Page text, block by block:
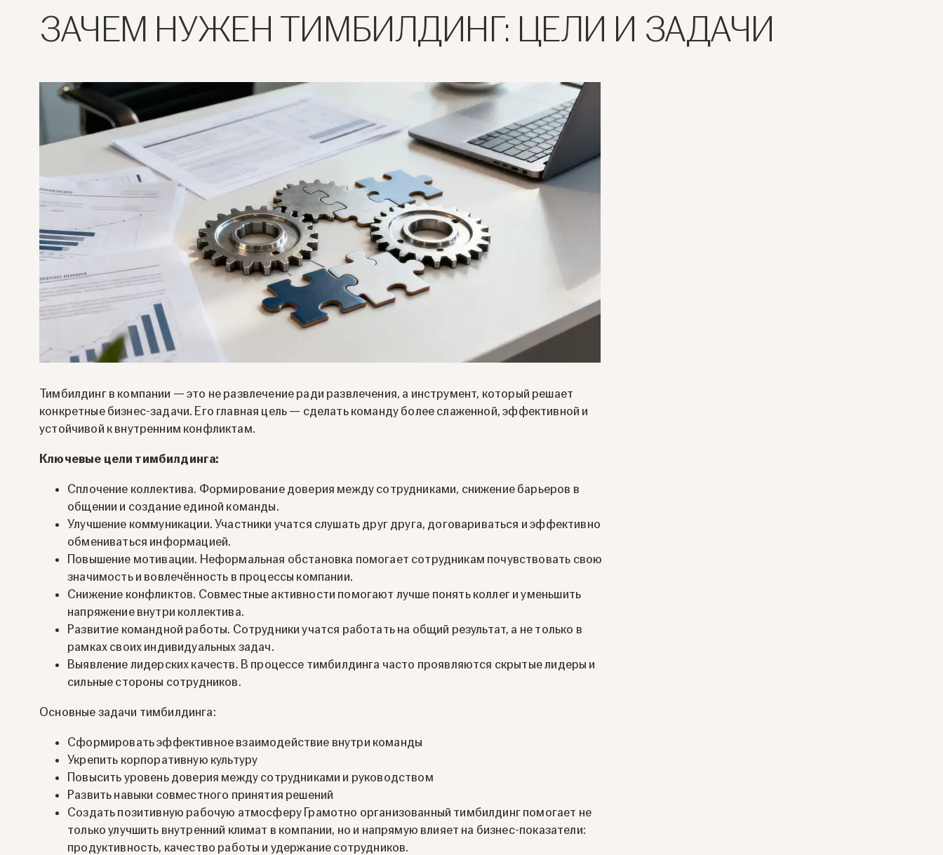
ЗАЧЕМ НУЖЕН ТИМБИЛДИНГ: ЦЕЛИ И ЗАДАЧИ
Тимбилдинг в компании — это не развлечение ради развлечения, а инструмент, который решает
конкретные бизнес-задачи. Его главная цель — сделать команду более слаженной, эффективной и
устойчивой к внутренним конфликтам.
Ключевые цели тимбилдинга:
Сплочение коллектива. Формирование доверия между сотрудниками, снижение барьеров в
общении и создание единой команды.
Улучшение коммуникации. Участники учатся слушать друг друга, договариваться и эффективно
обмениваться информацией.
Повышение мотивации. Неформальная обстановка помогает сотрудникам почувствовать свою
значимость и вовлечённость в процессы компании.
Снижение конфликтов. Совместные активности помогают лучше понять коллег и уменьшить
напряжение внутри коллектива.
Развитие командной работы. Сотрудники учатся работать на общий результат, а не только в
рамках своих индивидуальных задач.
Выявление лидерских качеств. В процессе тимбилдинга часто проявляются скрытые лидеры и
сильные стороны сотрудников.
Основные задачи тимбилдинга:
Сформировать эффективное взаимодействие внутри команды
Укрепить корпоративную культуру
Повысить уровень доверия между сотрудниками и руководством
Развить навыки совместного принятия решений
Создать позитивную рабочую атмосферу Грамотно организованный тимбилдинг помогает не
только улучшить внутренний климат в компании, но и напрямую влияет на бизнес-показатели:
продуктивность, качество работы и удержание сотрудников.